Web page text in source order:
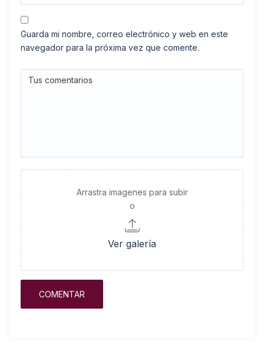
Guarda mi nombre, correo electrónico y web en este
navegador para la próxima vez que comente.
Arrastra imagenes para subir
o
Ver galería